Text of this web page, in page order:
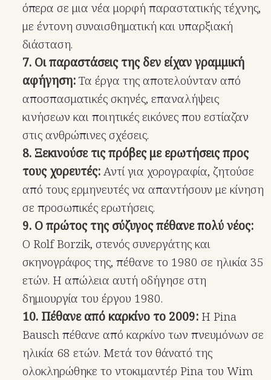
όπερα σε μια νέα μορφή παραστατικής τέχνης,
με έντονη συναισθηματική και υπαρξιακή
διάσταση.
7. Οι παραστάσεις της δεν είχαν γραμμική
αφήγηση:Τα έργα της αποτελούνταν από
αποσπασματικές σκηνές, επαναλήψεις
κινήσεων και ποιητικές εικόνες που εστίαζαν
στις ανθρώπινες σχέσεις.
8. Ξεκινούσε τις πρόβες με ερωτήσεις προς
τους χορευτές:Αντί για χορογραφία, ζητούσε
από τους ερμηνευτές να απαντήσουν με κίνηση
σε προσωπικές ερωτήσεις.
9. Ο πρώτος της σύζυγος πέθανε πολύ νέος:
Ο Rolf Borzik, στενός συνεργάτης και
σκηνογράφος της, πέθανε το 1980 σε ηλικία 35
ετών. Η απώλεια αυτή οδήγησε στη
δημιουργία του έργου 1980.
10. Πέθανε από καρκίνο το 2009: Η Pina
Bausch πέθανε από καρκίνο των πνευμόνων σε
ηλικία 68 ετών. Μετά τον θάνατό της
ολοκληρώθηκε το ντοκιμαντέρ Pina του Wim